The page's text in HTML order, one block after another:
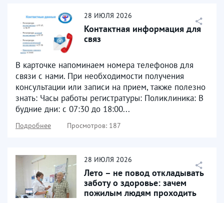
28 ИЮЛЯ 2026
Контактная информация для
связ
В карточке напоминаем номера телефонов для
связи с нами. При необходимости получения
консультации или записи на прием, также полезно
знать: Часы работы регистратуры: Поликлиника: В
будние дни: с 07:30 до 18:00...
Подробнее Просмотров: 187
28 ИЮЛЯ 2026
Лето – не повод откладывать
заботу о здоровье: зачем
пожилым людям проходить